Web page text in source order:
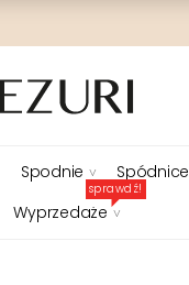
Spodnie Spódnice
Wyprzedaże
sprawdź!